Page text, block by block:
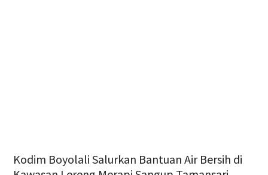
Kodim Boyolali Salurkan Bantuan Air Bersih di